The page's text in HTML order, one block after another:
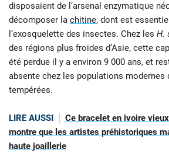
disposaient de l’arsenal enzymatique
décomposer la chitine, dont est
l’exosquelette des insectes. Chez les H.
des régions plus froides d’Asie, cette
été perdue il y a environ 9 000 ans, et
absente chez les populations modernes
tempérées.
LIRE AUSSI
Ce bracelet en ivoire
montre que les artistes préhistoriques
haute joaillerie